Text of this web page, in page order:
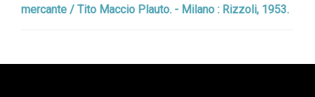
mercante / Tito Maccio Plauto. - Milano : Rizzoli, 1953.